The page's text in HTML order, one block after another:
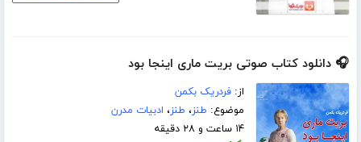
🎧 دانلود کتاب صوتی بریت ماری اینجا بود
از:فردریک بکمن
موضوع: طنز، طنز، ادبیات مدرن
۱۴ ساعت و ۲۸ دقیقه